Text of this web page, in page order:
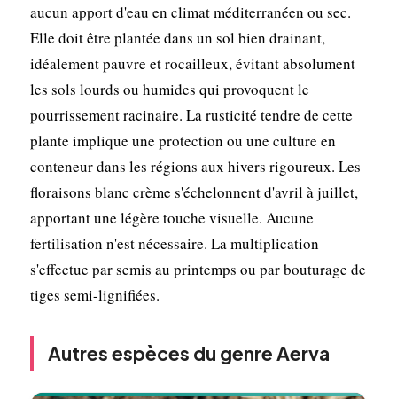
aucun apport d'eau en climat méditerranéen ou sec.
Elle doit être plantée dans un sol bien drainant,
idéalement pauvre et rocailleux, évitant absolument
les sols lourds ou humides qui provoquent le
pourrissement racinaire. La rusticité tendre de cette
plante implique une protection ou une culture en
conteneur dans les régions aux hivers rigoureux. Les
floraisons blanc crème s'échelonnent d'avril à juillet,
apportant une légère touche visuelle. Aucune
fertilisation n'est nécessaire. La multiplication
s'effectue par semis au printemps ou par bouturage de
tiges semi-lignifiées.
Autres espèces du genre Aerva